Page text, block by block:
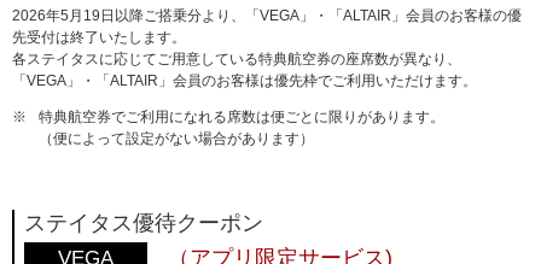
2026年5月19日以降ご搭乗分より、「VEGA」・「ALTAIR」会員のお客様の優
先受付は終了いたします。
各ステイタスに応じてご用意している特典航空券の座席数が異なり、
「VEGA」・「ALTAIR」会員のお客様は優先枠でご利用いただけます。
※
特典航空券でご利用になれる席数は便ごとに限りがあります。
（便によって設定がない場合があります）
ステイタス優待クーポン
VEGA （アプリ限定サービス)